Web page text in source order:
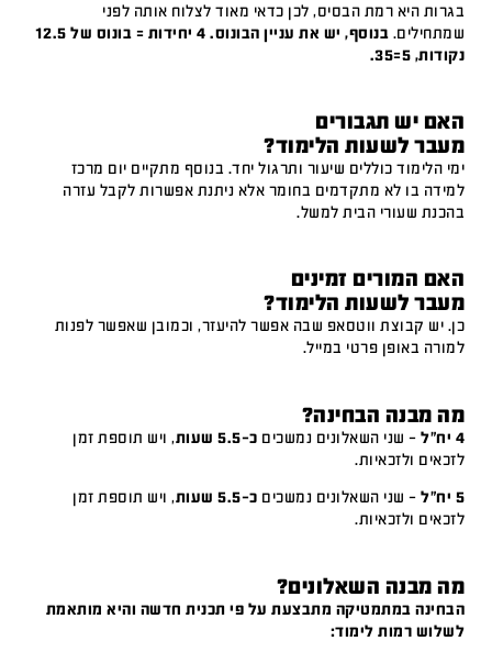
בגרות היא רמת הבסיס, לכן כדאי מאוד לצלוח אותה לפני
שמתחילים.
בנוסף, יש את עניין הבונוס. 4 יחידות = בונוס של 12.5
נקודות, 5=35.
האם יש תגבורים
מעבר לשעות הלימוד?
ימי הלימוד כוללים שיעור ותרגול יחד. בנוסף מתקיים יום מרכז
למידה בו לא מתקדמים בחומר אלא ניתנת אפשרות לקבל עזרה
בהכנת שעורי הבית למשל.
האם המורים זמינים
מעבר לשעות הלימוד?
כן. יש קבוצת ווטסאפ שבה אפשר להיעזר, וכמובן שאפשר לפנות
למורה באופן פרטי במייל.
מה מבנה הבחינה?
4 יח"ל – שני השאלונים נמשכים כ-5.5 שעות
, ויש תוספת זמן
לזכאים ולזכאיות.
5 יח"ל – שני השאלונים נמשכים כ-5.5 שעות
, ויש תוספת זמן
לזכאים ולזכאיות.
מה מבנה השאלונים?
הבחינה במתמטיקה מתבצעת על פי תכנית חדשה והיא מותאמת
לשלוש רמות לימוד: